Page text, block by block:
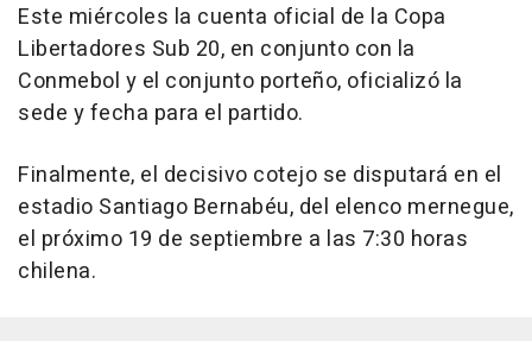
Este miércoles la cuenta oficial de la Copa
Libertadores Sub 20, en conjunto con la
Conmebol y el conjunto porteño, oficializó la
sede y fecha para el partido.
Finalmente, el decisivo cotejo se disputará en el
estadio Santiago Bernabéu, del elenco mernegue,
el próximo 19 de septiembre a las 7:30 horas
chilena.